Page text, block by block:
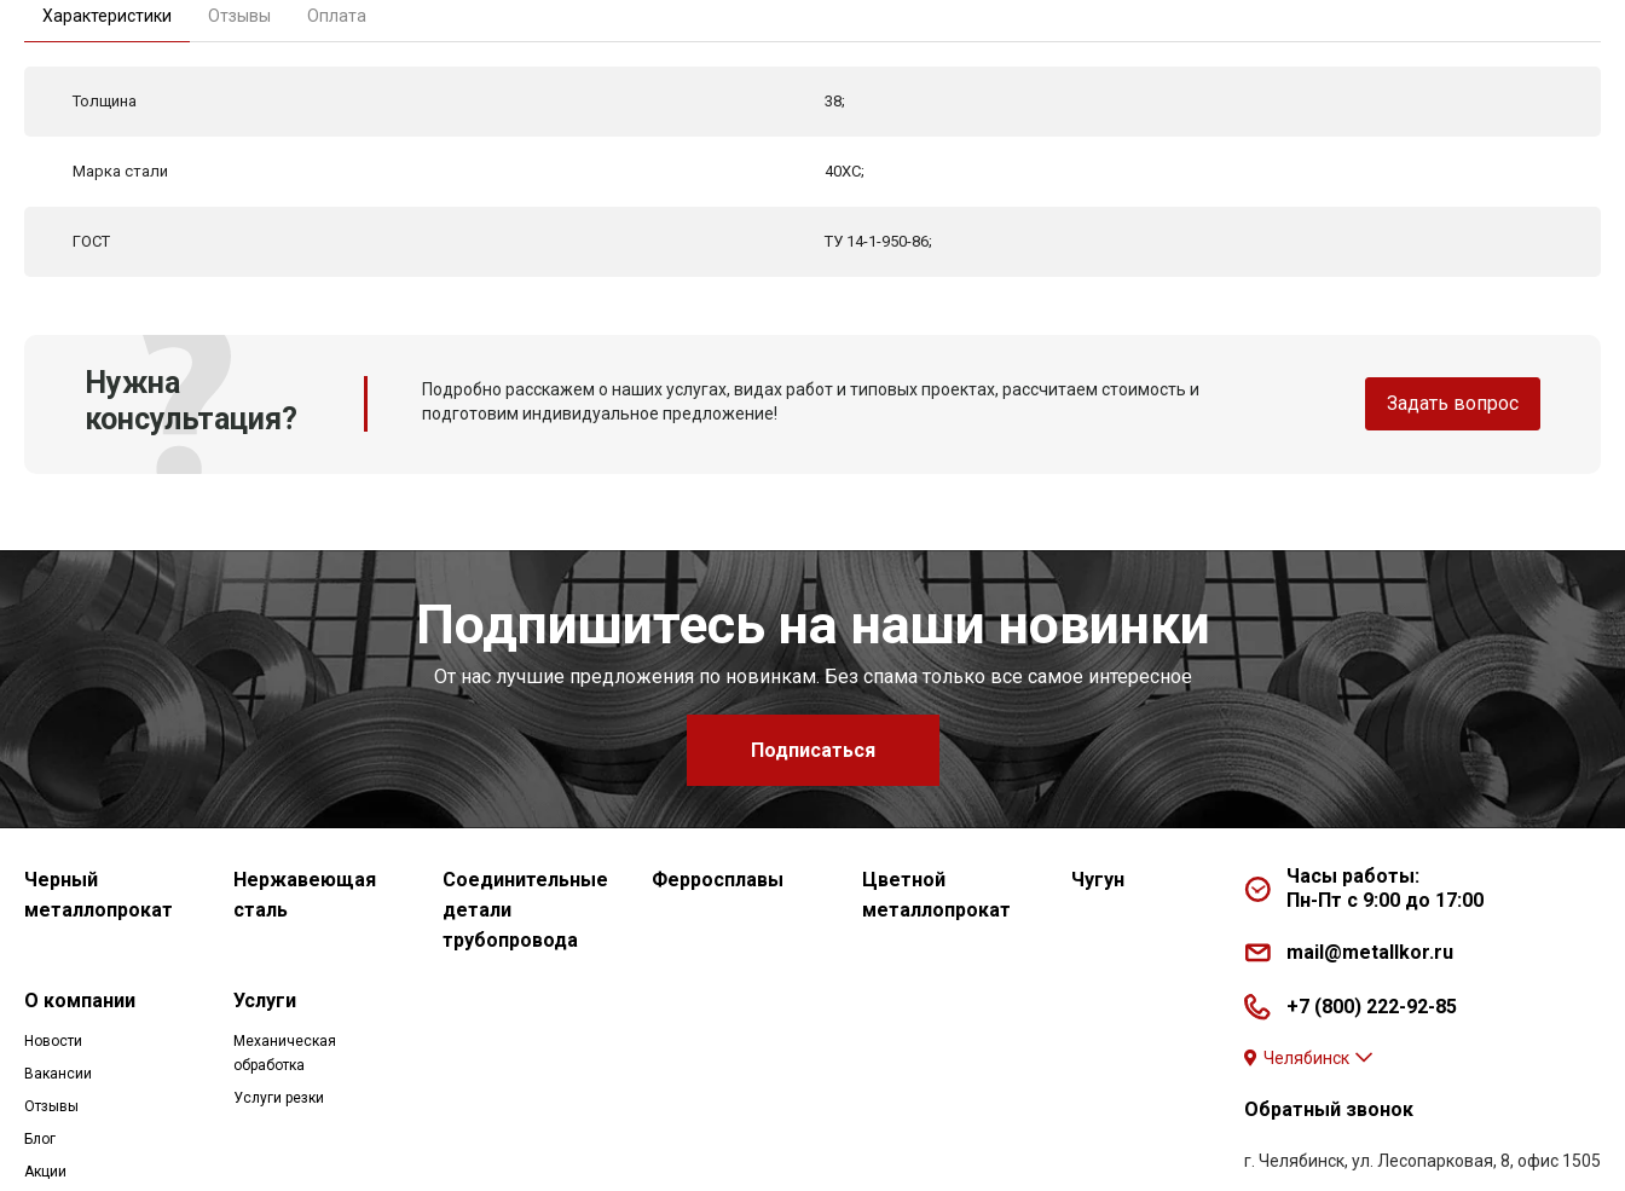
Характеристики Отзывы Оплата
Толщина 38;
Марка стали 40ХС;
ГОСТ ТУ 14-1-950-86;
Нужна
консультация?
Подробно расскажем о наших услугах, видах работ и типовых проектах, рассчитаем стоимость и
подготовим индивидуальное предложение!
Задать вопрос
Подпишитесь на наши новинки
От нас лучшие предложения по новинкам. Без спама только все самое интересное
Подписаться
Черный
металлопрокат
Нержавеющая
сталь
Соединительные
детали
трубопровода
Ферросплавы
Цветной
металлопрокат
Чугун
О компании
Новости
Вакансии
Отзывы
Блог
Акции
Услуги
Механическая
обработка
Услуги резки
Часы работы:
Пн-Пт с 9:00 до 17:00
mail@metallkor.ru
+7 (800) 222-92-85
Челябинск
Обратный звонок
г. Челябинск, ул. Лесопарковая, 8, офис 1505